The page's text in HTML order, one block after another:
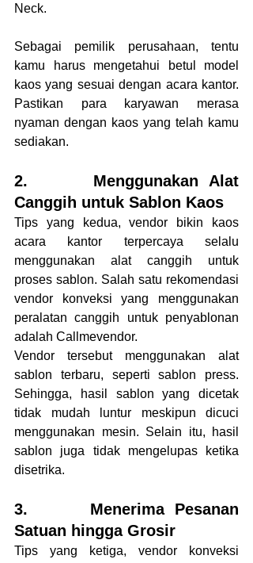
Neck.
Sebagai pemilik perusahaan, tentu
kamu harus mengetahui betul model
kaos yang sesuai dengan acara kantor.
Pastikan para karyawan merasa
nyaman dengan kaos yang telah kamu
sediakan.
2.      Menggunakan Alat
Canggih untuk Sablon Kaos
Tips yang kedua, vendor bikin kaos
acara kantor terpercaya selalu
menggunakan alat canggih untuk
proses sablon. Salah satu rekomendasi
vendor konveksi yang menggunakan
peralatan canggih untuk penyablonan
adalah Callmevendor.
Vendor tersebut menggunakan alat
sablon terbaru, seperti sablon press.
Sehingga, hasil sablon yang dicetak
tidak mudah luntur meskipun dicuci
menggunakan mesin. Selain itu, hasil
sablon juga tidak mengelupas ketika
disetrika.
3.      Menerima Pesanan
Satuan hingga Grosir
Tips yang ketiga, vendor konveksi